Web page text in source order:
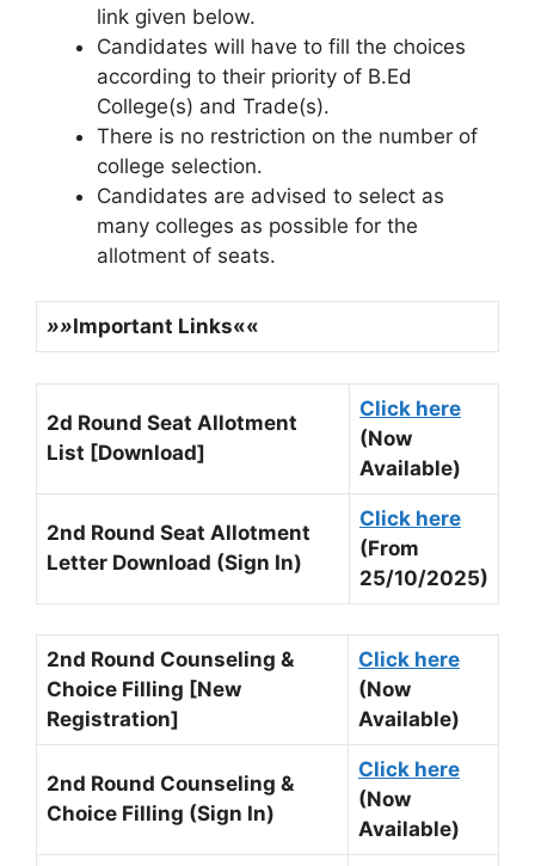
link given below.
Candidates will have to fill the choices
according to their priority of B.Ed
College(s) and Trade(s).
There is no restriction on the number of
college selection.
Candidates are advised to select as
many colleges as possible for the
allotment of seats.
»»Important Links««
2d Round Seat Allotment
List [Download]
Click here
(Now
Available)
2nd Round Seat Allotment
Letter Download (Sign In)
Click here
(From
25/10/2025)
2nd Round Counseling &
Choice Filling [New
Registration]
Click here
(Now
Available)
2nd Round Counseling &
Choice Filling (Sign In)
Click here
(Now
Available)